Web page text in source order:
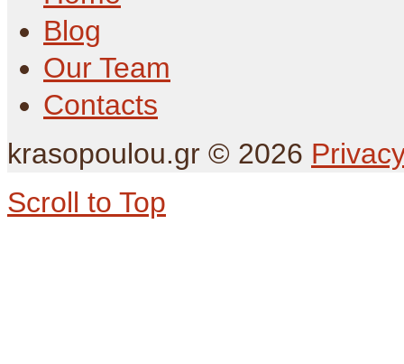
Blog
Our Team
Contacts
krasopoulou.gr © 2026
Scroll to Top